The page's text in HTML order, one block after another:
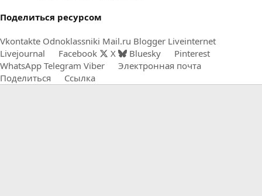
Поделиться ресурсом
Vkontakte Odnoklassniki Mail.ru Blogger Liveinternet
Livejournal
Facebook X Bluesky
Pinterest
WhatsApp Telegram Viber
Электронная почта
Поделиться
Ссылка